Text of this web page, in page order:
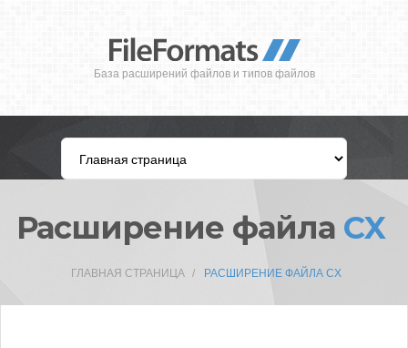
База расширений файлов и типов файлов
Расширение файла CX
ГЛАВНАЯ СТРАНИЦА РАСШИРЕНИЕ ФАЙЛА CX